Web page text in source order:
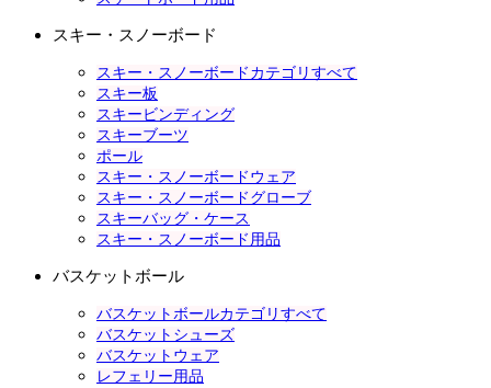
スキー・スノーボード
スキー・スノーボードカテゴリすべて
スキー板
スキービンディング
スキーブーツ
ポール
スキー・スノーボードウェア
スキー・スノーボードグローブ
スキーバッグ・ケース
スキー・スノーボード用品
バスケットボール
バスケットボールカテゴリすべて
バスケットシューズ
バスケットウェア
レフェリー用品